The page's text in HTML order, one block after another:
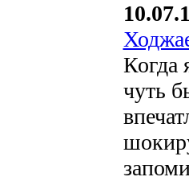
Когда
чуть